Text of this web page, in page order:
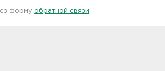
форму обратной связи